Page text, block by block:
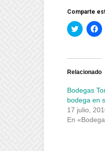
Comparte
Haz
clic
Twitter
abre
ventana
nueva)
clic
Relacionado
Bodegas
bodega en
17 julio,
En